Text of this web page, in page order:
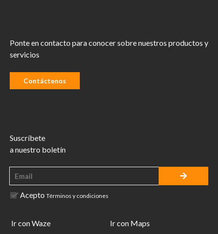
Ponte en contacto para conocer sobre nuestros productos y
servicios
Contáctenos
Suscríbete
a nuestro boletín
Acepto Términos y condiciones
Ir con Waze Ir con Maps